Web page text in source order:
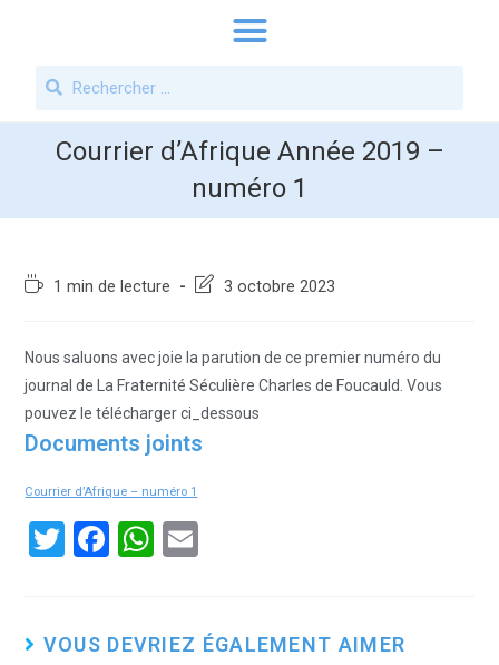
Courrier d’Afrique Année 2019 –
numéro 1
1 min de lecture 3 octobre 2023
Nous saluons avec joie la parution de ce premier numéro du
journal de La Fraternité Séculière Charles de Foucauld. Vous
pouvez le télécharger ci_dessous
Documents joints
Courrier d’Afrique – numéro 1
T
er
F
b
W
s
VOUS DEVRIEZ ÉGALEMENT AIMER